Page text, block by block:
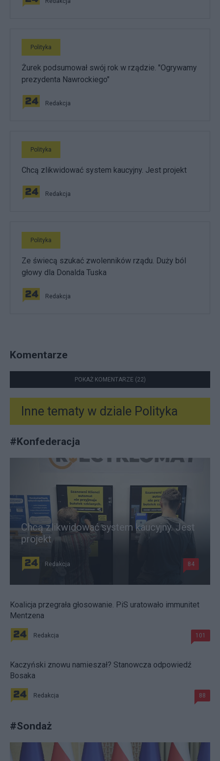
Polityka
Żurek podsumował swój rok w rządzie. "Ogrywamy
prezydenta Nawrockiego"
Redakcja
Polityka
Chcą zlikwidować system kaucyjny. Jest projekt
Redakcja
Polityka
Ze świecą szukać zwolenników rządu. Duży ból
głowy dla Donalda Tuska
Redakcja
Komentarze
POKAŻ KOMENTARZE (22)
Inne tematy w dziale Polityka
#Konfederacja
Chcą zlikwidować system kaucyjny. Jest
projekt
Redakcja 84
Koalicja przegrała głosowanie. PiS uratowało immunitet
Mentzena
Redakcja 101
Kaczyński znowu namieszał? Stanowcza odpowiedź
Bosaka
Redakcja 88
#Sondaż